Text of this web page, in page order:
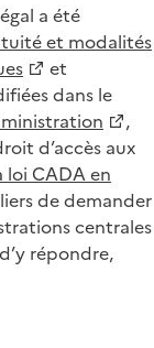
a été
et modalités
et
dans le
,
d’accès aux
loi CADA en
de demander
centrales
répondre,